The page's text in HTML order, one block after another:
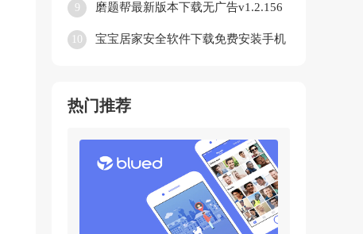
9
磨题帮最新版本下载无广告v1.2.156
10
宝宝居家安全软件下载免费安装手机
热门推荐